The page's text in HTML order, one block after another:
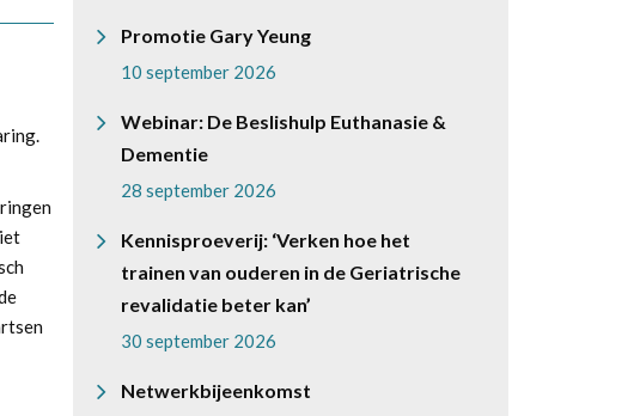
Promotie Gary Yeung
10 september 2026
Webinar: De Beslishulp Euthanasie &
Dementie
28 september 2026
Kennisproeverij: ‘Verken hoe het
trainen van ouderen in de Geriatrische
revalidatie beter kan’
30 september 2026
Netwerkbijeenkomst